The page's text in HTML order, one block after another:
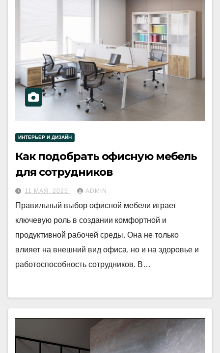
ИНТЕРЬЕР И ДИЗАЙН
Как подобрать офисную мебель
для сотрудников
11 МАЯ, 2025 ADMIN
Правильный выбор офисной мебели играет
ключевую роль в создании комфортной и
продуктивной рабочей среды. Она не только
влияет на внешний вид офиса, но и на здоровье и
работоспособность сотрудников. В…